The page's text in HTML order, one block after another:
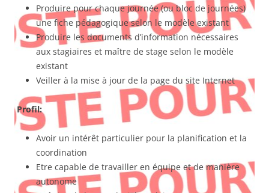
Produire pour chaque journée (ou bloc de journées)
une fiche pédagogique selon le modèle existant
Produire les documents d’information nécessaires
aux stagiaires et maître de stage selon le modèle
existant
Veiller à la mise à jour de la page du site Internet
Profil:
Avoir un intérêt particulier pour la planification et la
coordination
Etre capable de travailler en équipe et de manière
autonome